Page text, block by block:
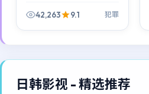
罪外壳下，是一条关于信任
42,263 9.1 犯罪
日韩影视 - 精选推荐